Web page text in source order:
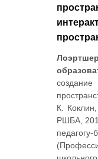
К.
РШБА,
педагогу-